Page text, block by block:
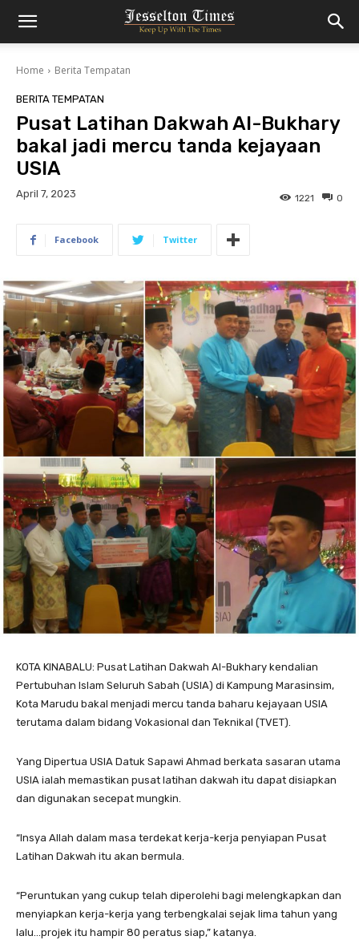
Home Berita Tempatan
BERITA TEMPATAN
Pusat Latihan Dakwah Al-Bukhary
bakal jadi mercu tanda kejayaan
USIA
April 7, 2023 0
1221
Facebook Twitter
KOTA KINABALU: Pusat Latihan Dakwah Al-Bukhary kendalian
Pertubuhan Islam Seluruh Sabah (USIA) di Kampung Marasinsim,
Kota Marudu bakal menjadi mercu tanda baharu kejayaan USIA
terutama dalam bidang Vokasional dan Teknikal (TVET).
Yang Dipertua USIA Datuk Sapawi Ahmad berkata sasaran utama
USIA ialah memastikan pusat latihan dakwah itu dapat disiapkan
dan digunakan secepat mungkin.
“Insya Allah dalam masa terdekat kerja-kerja penyiapan Pusat
Latihan Dakwah itu akan bermula.
“Peruntukan yang cukup telah diperolehi bagi melengkapkan dan
menyiapkan kerja-kerja yang terbengkalai sejak lima tahun yang
lalu…projek itu hampir 80 peratus siap,” katanya.